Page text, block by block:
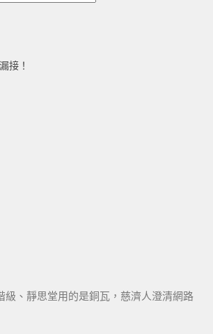
接！
級、靜思堂用的是銅瓦，慈濟人澄清網路